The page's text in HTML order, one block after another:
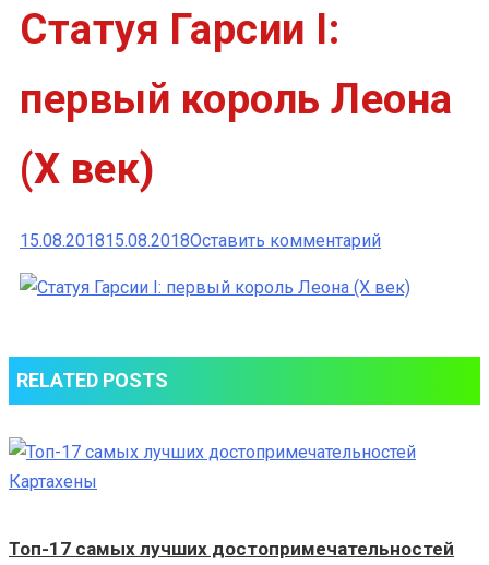
Статуя Гарсии I:
первый король Леона
(X век)
15.08.201815.08.2018Оставить комментарийк
Гарсии
первый
(X
RELATED POSTS
Топ-17 самых лучших достопримечательностей